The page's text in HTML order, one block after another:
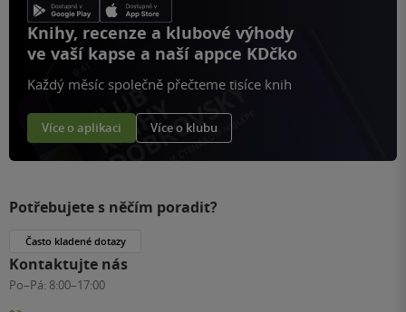
Knihy, recenze a klubové výhody
ve vaší kapse a naší appce KDčko
Každý měsíc společně přečteme tisíce knih
Více o aplikaci Více o klubu
Potřebujete s něčím poradit?
Často kladené dotazy
Kontaktujte nás
Po–Pá: 8:00–17:00